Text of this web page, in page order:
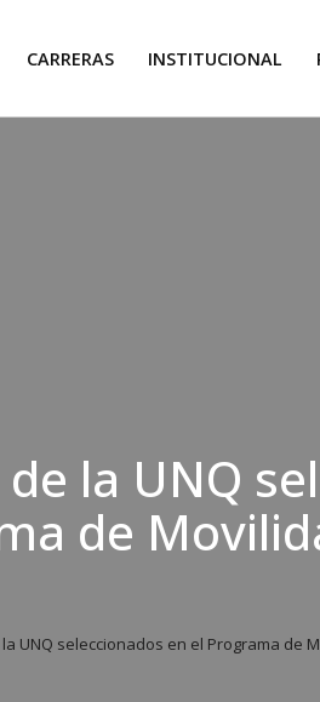
CARRERAS INSTITUCIONAL
la UNQ
de
UNQ seleccionados en el Programa de